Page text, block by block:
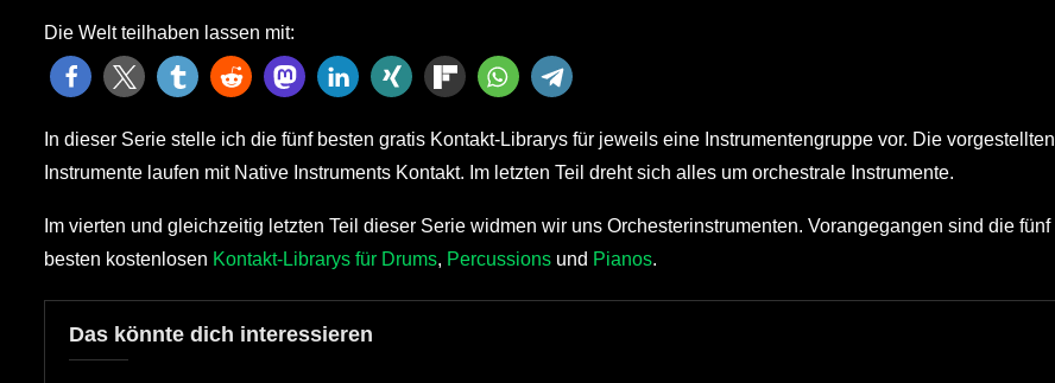
Die Welt teilhaben lassen mit:
In dieser Serie stelle ich die fünf besten gratis Kontakt-Librarys für jeweils eine Instrumentengruppe vor. Die vorgestellten
Instrumente laufen mit Native Instruments Kontakt. Im letzten Teil dreht sich alles um orchestrale Instrumente.
Im vierten und gleichzeitig letzten Teil dieser Serie widmen wir uns Orchesterinstrumenten. Vorangegangen sind die fünf
besten kostenlosen Kontakt-Librarys für Drums, Percussions und Pianos.
Das könnte dich interessieren